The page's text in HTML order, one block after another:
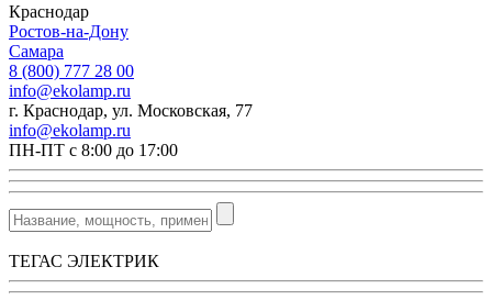
Краснодар
Ростов-на-Дону
Самара
8 (800) 777 28 00
info@ekolamp.ru
г. Краснодар, ул. Московская, 77
info@ekolamp.ru
ПН-ПТ с 8:00 до 17:00
ТЕГАС ЭЛЕКТРИК